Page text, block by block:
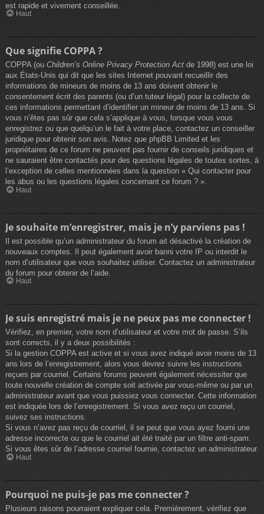
est rapide et vivement conseillée.
Haut
Que signifie COPPA ?
COPPA (ou Children’s Online Privacy Protection Act de 1998) est une loi
aux États-Unis qui dit que les sites Internet pouvant recueillir des
informations de mineurs de moins de 13 ans doivent obtenir le
consentement écrit des parents (ou d’un tuteur légal) pour la collecte de
ces informations permettant d’identifier un mineur de moins de 13 ans. Si
vous n’êtes pas sûr que cela s’applique à vous, lorsque vous vous
enregistrez ou que quelqu’un le fait à votre place, contactez un conseiller
juridique pour obtenir son avis. Notez que phpBB Limited et les
propriétaires de ce forum ne peuvent pas fournir de conseils juridiques et
ne sauraient être contactés pour des questions légales de toutes sortes, à
l’exception de celles mentionnées dans la question « Qui contacter pour
les abus ou les questions légales concernant ce forum ? ».
Haut
Je souhaite m’enregistrer, mais je n’y parviens pas !
Il est possible qu’un administrateur du forum ait désactivé la création de
nouveaux comptes. Il peut également avoir banni votre IP ou interdit le
nom d’utilisateur que vous souhaitez utiliser. Contactez un administrateur
du forum pour obtenir de l’aide.
Haut
Je suis enregistré mais je ne peux pas me connecter !
Vérifiez, en premier, votre nom d’utilisateur et votre mot de passe. S’ils
sont corrects, il y a deux possibilités :
Si la gestion COPPA est active et si vous avez indiqué avoir moins de 13
ans lors de l’enregistrement, alors vous devrez suivre les instructions
reçues par courriel. Certains forums peuvent également nécessiter que
toute nouvelle création de compte soit activée par vous-même ou par un
administrateur avant que vous puissiez vous connecter. Cette information
est indiquée lors de l’enregistrement. Si vous avez reçu un courriel,
suivez ses instructions.
Si vous n’avez pas reçu de courriel, il se peut que vous ayez fourni une
adresse incorrecte ou que le courriel ait été traité par un filtre anti-spam.
Si vous êtes sûr de l’adresse courriel fournie, contactez un administrateur.
Haut
Pourquoi ne puis-je pas me connecter ?
Plusieurs raisons pourraient expliquer cela. Premièrement, vérifiez que